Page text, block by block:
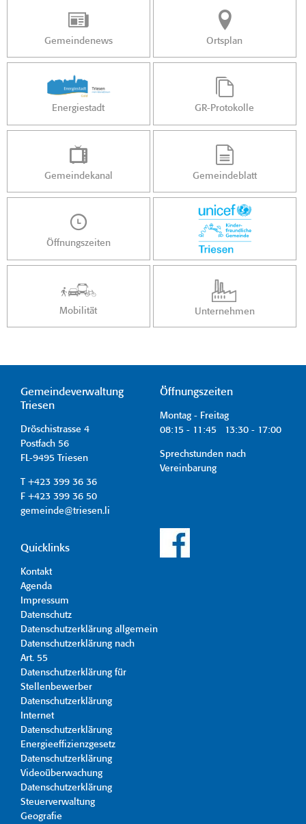
Gemeindenews Ortsplan
Energiestadt GR-Protokolle
Gemeindekanal Gemeindeblatt
Öffnungszeiten
Mobilität Unternehmen
Gemeindeverwaltung
Triesen
Dröschistrasse 4
Postfach 56
FL-9495 Triesen
T +423 399 36 36
F +423 399 36 50
gemeinde@triesen.li
Öffnungszeiten
Montag - Freitag
08:15 - 11:45 13:30 - 17:00
Sprechstunden nach
Vereinbarung
Quicklinks
Kontakt
Agenda
Impressum
Datenschutz
Datenschutzerklärung allgemein
Datenschutzerklärung nach
Art. 55
Datenschutzerklärung für
Stellenbewerber
Datenschutzerklärung
Internet
Datenschutzerklärung
Energieeffizienzgesetz
Datenschutzerklärung
Videoüberwachung
Datenschutzerklärung
Steuerverwaltung
Geografie